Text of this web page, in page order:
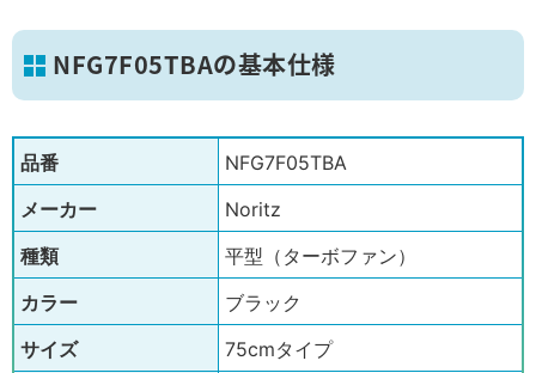
NFG7F05TBAの基本仕様
品番
NFG7F05TBA
メーカー
Noritz
種類
平型（ターボファン）
カラー
ブラック
サイズ
75cmタイプ